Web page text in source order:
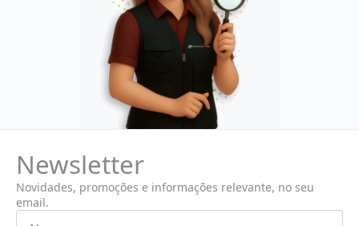
Newsletter
Novidades, promoções e informações relevante, no seu
email.
Nome